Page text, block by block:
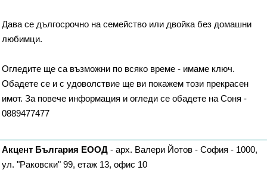
Дава се дългосрочно на семейство или двойка без домашни
любимци.
Огледите ще са възможни по всяко време - имаме ключ.
Обадете се и с удоволствие ще ви покажем този прекрасен
имот. За повече информация и огледи се обадете на Соня -
0889477477
Акцент България ЕООД - арх. Валери Йотов - София - 1000,
ул. "Раковски" 99, етаж 13, офис 10